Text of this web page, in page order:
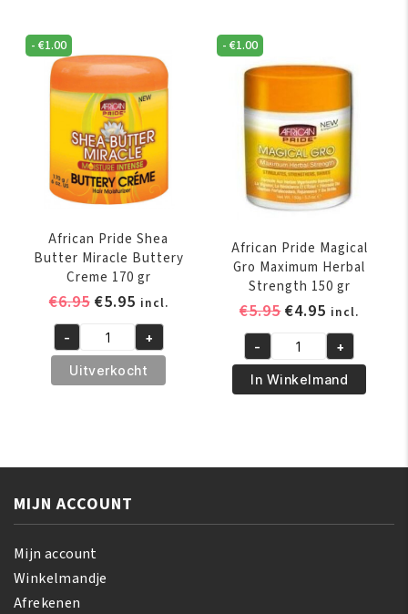
356
ml
aantal
2
-
IN-
Shampoo
&
Conditioner
355
ml
-€1.00
African Pride Shea
Butter Miracle Buttery
Creme 170 gr
€6.95 Oorspronkelijke
was:
€6.95.
€5.95Huidige
prijs
is:
€5.95.
incl.
African
Pride
Shea
170
gr
aantal
- +
Uitverkocht
-€1.00
African Pride Magical
Gro Maximum Herbal
Strength 150 gr
€5.95
was:
€5.95.
€4.95 Huidige
prijs
is:
€4.95.
incl.
African
Pride
Magical
Herbal
gr
- +
In Winkelmand
MIJN ACCOUNT
Mijn account
Winkelmandje
Afrekenen